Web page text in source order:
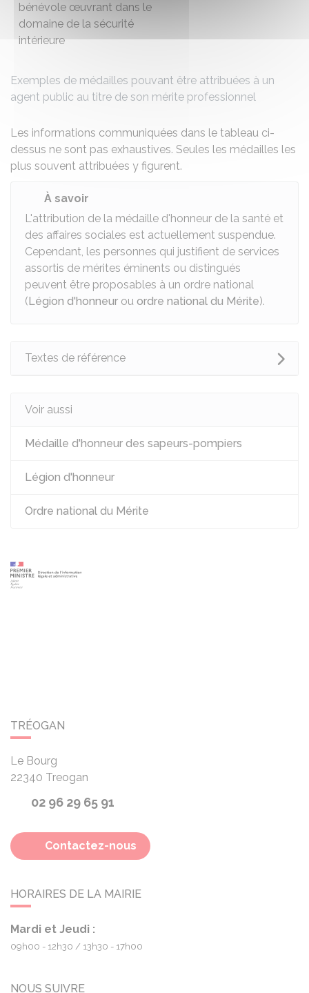
Exemples de médailles pouvant être attribuées à un
agent public au titre de son mérite professionnel
bénévole œuvrant dans le
domaine de la sécurité
intérieure
Les informations communiquées dans le tableau ci-
dessus ne sont pas exhaustives. Seules les médailles les
plus souvent attribuées y figurent.
À savoir
L'attribution de la médaille d'honneur de la santé et
des affaires sociales est actuellement suspendue.
Cependant, les personnes qui justifient de services
assortis de mérites éminents ou distingués
peuvent être proposables à un ordre national
(Légion d'honneur ou ordre national du Mérite).
Textes de référence
Voir aussi
Médaille d'honneur des sapeurs-pompiers
Légion d'honneur
Ordre national du Mérite
TRÉOGAN
Le Bourg
22340 Treogan
02 96 29 65 91
Contactez-nous
HORAIRES DE LA MAIRIE
Mardi et Jeudi :
09h00 - 12h30 13h30 - 17h00
NOUS SUIVRE